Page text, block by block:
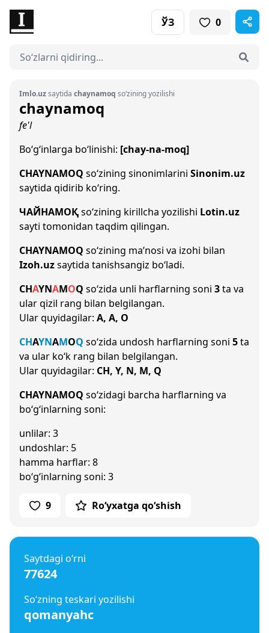
ЎЗ 0
Imlo.uzsaytida chaynamoq so‘zining yozilishi
chaynamoq
fe'l
Bo‘g‘inlarga bo‘linishi: [chay-na-moq]
CHAYNAMOQ so‘zining sinonimlarini Sinonim.uz
saytida qidirib ko‘ring.
ЧАЙНАМОҚso‘zining kirillcha yozilishi Lotin.uz
sayti tomonidan taqdim qilingan.
CHAYNAMOQ so‘zining ma’nosi va izohi bilan
Izoh.uzsaytida tanishsangiz bo‘ladi.
CHAYNAMOQ so‘zida unli harflarning soni 3ta va
ular qizil rang bilan belgilangan.
Ular quyidagilar: A, A, O
CHAYNAMOQ so‘zida undosh harflarning soni 5ta
va ular ko‘k rang bilan belgilangan.
Ular quyidagilar: CH, Y, N, M, Q
CHAYNAMOQ so‘zidagi barcha harflarning va
bo‘g‘inlarning soni:
unlilar: 3
undoshlar: 5
hamma harflar: 8
bo‘g‘inlarning soni: 3
9 Ro‘yxatga qo‘shish
Saytdagi o‘rni
77624
So‘zning teskari yozilishi
qomanyahc